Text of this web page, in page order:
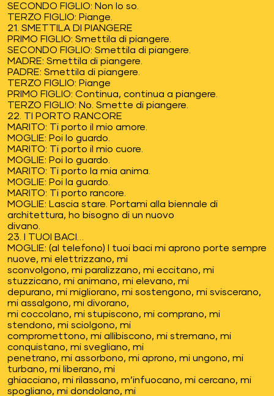
SECONDO FIGLIO: Non lo so.
TERZO FIGLIO: Piange.
21. SMETTILA DI PIANGERE
PRIMO FIGLIO: Smettila di piangere.
SECONDO FIGLIO: Smettila di piangere.
MADRE: Smettila di piangere.
PADRE: Smettila di piangere.
TERZO FIGLIO: Piange
PRIMO FIGLIO: Continua, continua a piangere.
TERZO FIGLIO: No. Smette di piangere.
22. TI PORTO RANCORE
MARITO: Ti porto il mio amore.
MOGLIE: Poi lo guardo.
MARITO: Ti porto il mio cuore.
MOGLIE: Poi lo guardo.
MARITO: Ti porto la mia anima.
MOGLIE: Poi la guardo.
MARITO: Ti porto rancore.
MOGLIE: Lascia stare. Portami alla biennale di
architettura, ho bisogno di un nuovo
divano.
23. I TUOI BACI…
MOGLIE: (al telefono) I tuoi baci mi aprono porte sempre
nuove, mi elettrizzano, mi
sconvolgono, mi paralizzano, mi eccitano, mi
stuzzicano, mi animano, mi elevano, mi
depurano, mi migliorano, mi sostengono, mi sviscerano,
mi assalgono, mi divorano,
mi coccolano, mi stupiscono, mi comprano, mi
stendono, mi sciolgono, mi
compromettono, mi allibiscono, mi stremano, mi
conquistano, mi svegliano, mi
penetrano, mi assorbono, mi aprono, mi ungono, mi
turbano, mi liberano, mi
ghiacciano, mi rilassano, m’infuocano, mi cercano, mi
spogliano, mi dondolano, mi